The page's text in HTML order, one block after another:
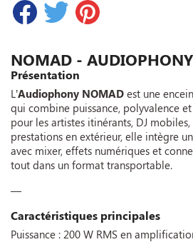
NOMAD - AUDIOPHONY
Présentation
L’Audiophony NOMAD est une
qui combine puissance, polyvalence
pour les artistes itinérants, DJ
prestations en extérieur, elle intègre
avec mixer, effets numériques et
tout dans un format transportable.
—
Caractéristiques principales
Puissance : 200 W RMS en